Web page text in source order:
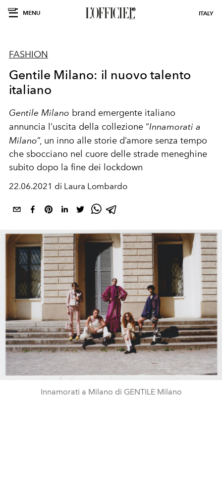
MENU ITALY
FASHION
Gentile Milano: il nuovo talento
italiano
Gentile Milano brand emergente italiano
annuncia l’uscita della collezione “Innamorati a
Milano”, un inno alle storie d’amore senza tempo
che sbocciano nel cuore delle strade meneghine
subito dopo la fine dei lockdown
22.06.2021 di Laura Lombardo
Innamorati a Milano di GENTILE Milano